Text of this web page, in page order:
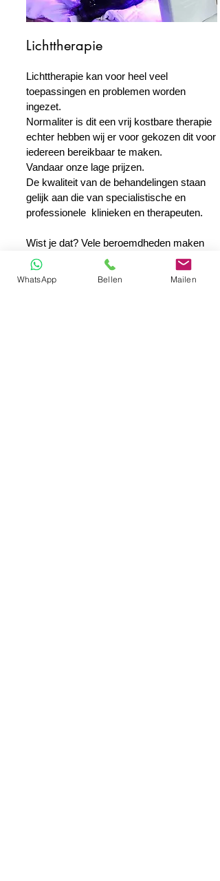
Lichttherapie
Lichttherapie kan voor heel veel
toepassingen en problemen worden
ingezet.
Normaliter is dit een vrij kostbare therapie
echter hebben wij er voor gekozen dit voor
iedereen bereikbaar te maken.
Vandaar onze lage prijzen.
De kwaliteit van de behandelingen staan
gelijk aan die van specialistische en
professionele klinieken en therapeuten.
Wist je dat? Vele beroemdheden maken
gebruik van lichttherapie om er (langer)
mooier en jonger uit te zien!
WhatsApp Bellen Mailen